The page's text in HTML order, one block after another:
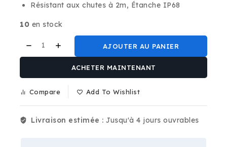
Résistant aux chutes à 2m, Étanche IP68
10 en stock
AJOUTER AU PANIER
ACHETER MAINTENANT
Compare Add To Wishlist
Livraison estimée : Jusqu'à 4 jours ouvrables